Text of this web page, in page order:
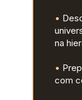
•
na
•
com